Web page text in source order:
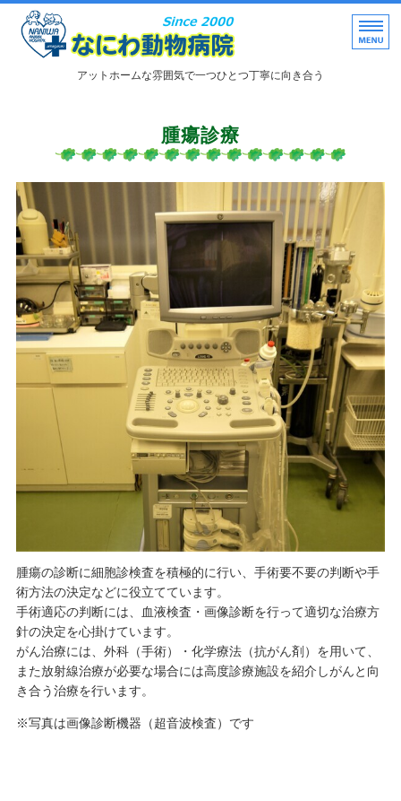
なにわ動物病院｜兵庫県
アットホームな雰囲気で一つひとつ丁寧に向き合う
病院理念・特色
院長挨拶
院内風景
診療内容
腫瘍診療
腫瘍の診断に細胞診検査を積極的に行い、手術要不要の判断や手
術方法の決定などに役立てています。
手術適応の判断には、血液検査・画像診断を行って適切な治療方
針の決定を心掛けています。
がん治療には、外科（手術）・化学療法（抗がん剤）を用いて、
また放射線治療が必要な場合には高度診療施設を紹介しがんと向
き合う治療を行います。
※写真は画像診断機器（超音波検査）です